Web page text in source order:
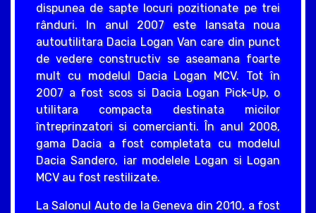
dispunea de sapte locuri pozitionate pe trei
rânduri. In anul 2007 este lansata noua
autoutilitara Dacia Logan Van care din punct
de vedere constructiv se aseamana foarte
mult cu modelul Dacia Logan MCV. Tot în
2007 a fost scos si Dacia Logan Pick-Up, o
utilitara compacta destinata micilor
întreprinzatori si comercianti. În anul 2008,
gama Dacia a fost completata cu modelul
Dacia Sandero, iar modelele Logan si Logan
MCV au fost restilizate.
La Salonul Auto de la Geneva din 2010, a fost